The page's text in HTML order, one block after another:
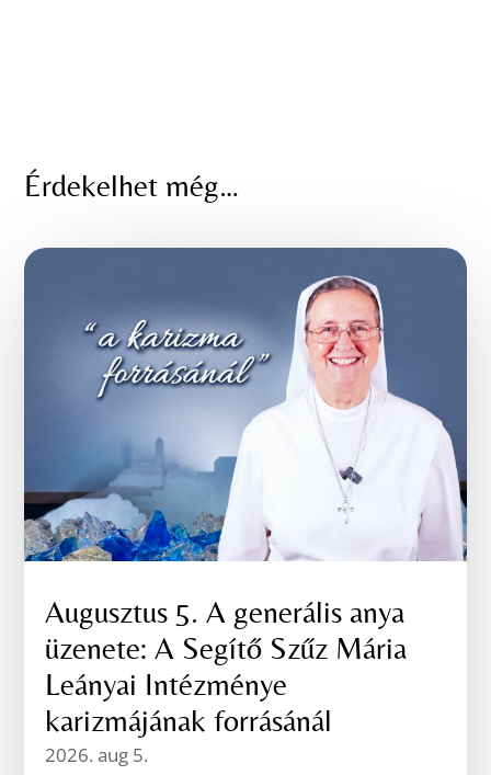
Érdekelhet még…
Augusztus 5. A generális anya
üzenete: A Segítő Szűz Mária
Leányai Intézménye
karizmájának forrásánál
2026. aug 5.